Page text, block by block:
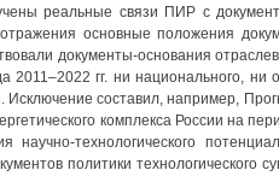
реальные связи ПИР с
основные положения
документы-основания
гг. ни национального, ни
составил, например,
комплекса России на
технологического
политики технологического